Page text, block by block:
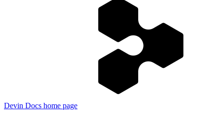
Devin Docs home page